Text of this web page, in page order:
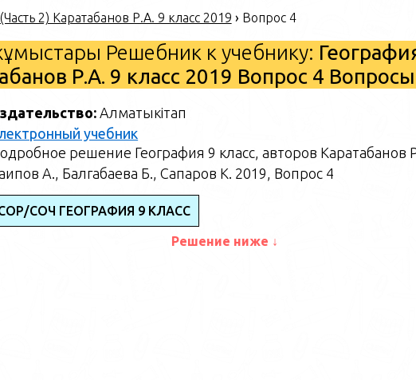
2) Каратабанов Р.А. 9 класс 2019 › Вопрос 4
Решебник к учебнику:
Р.А. 9 класс 2019 Вопрос 4 Вопросы
Алматыкітап
учебник
решение География 9 класс, авторов Каратабанов
А., Балгабаева Б., Сапаров К. 2019, Вопрос 4
СОЧ ГЕОГРАФИЯ 9 КЛАСС
Решение ниже ↓